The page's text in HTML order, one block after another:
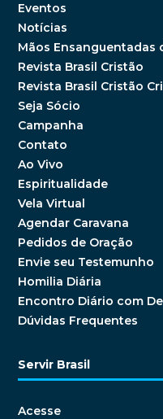
Eventos
Notícias
Mãos Ensanguentadas
Revista Brasil Cristão
Revista Brasil Cristão
Seja Sócio
Campanha
Contato
Ao Vivo
Espiritualidade
Vela Virtual
Agendar Caravana
Pedidos de Oração
Envie seu Testemunho
Homilia Diária
Encontro Diário com
Dúvidas Frequentes
Servir Brasil
Acesse